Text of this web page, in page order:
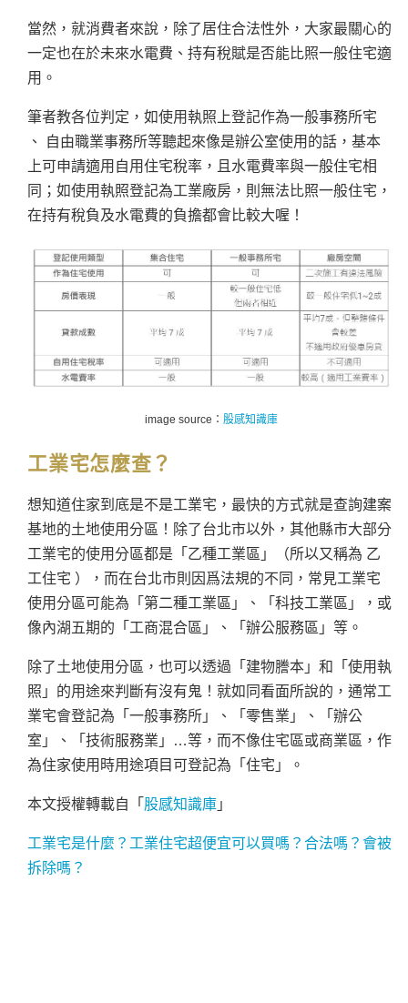
當然，就消費者來說，除了居住合法性外，大家最關心的
一定也在於未來水電費、持有稅賦是否能比照一般住宅適
用。
筆者教各位判定，如使用執照上登記作為一般事務所宅
、 自由職業事務所等聽起來像是辦公室使用的話，基本
上可申請適用自用住宅稅率，且水電費率與一般住宅相
同；如使用執照登記為工業廠房，則無法比照一般住宅，
在持有稅負及水電費的負擔都會比較大喔！
image source： 股感知識庫
工業宅怎麼查？
想知道住家到底是不是工業宅，最快的方式就是查詢建案
基地的土地使用分區！除了台北市以外，其他縣市大部分
工業宅的使用分區都是「乙種工業區」（所以又稱為 乙
工住宅 ），而在台北市則因爲法規的不同，常見工業宅
使用分區可能為「第二種工業區」、「科技工業區」，或
像內湖五期的「工商混合區」、「辦公服務區」等。
除了土地使用分區，也可以透過「建物謄本」和「使用執
照」的用途來判斷有沒有鬼！就如同看面所說的，通常工
業宅會登記為「一般事務所」、「零售業」、「辦公
室」、「技術服務業」…等，而不像住宅區或商業區，作
為住家使用時用途項目可登記為「住宅」。
本文授權轉載自「 股感知識庫 」
工業宅是什麼？工業住宅超便宜可以買嗎？合法嗎？會被
拆除嗎？